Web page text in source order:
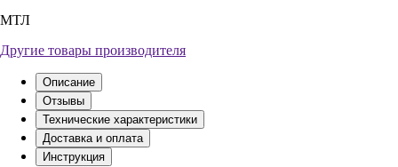
МТЛ
Другие товары производителя
Описание
Отзывы
Технические характеристики
Доставка и оплата
Инструкция